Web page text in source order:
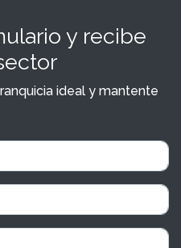
y recibe
ideal y mantente